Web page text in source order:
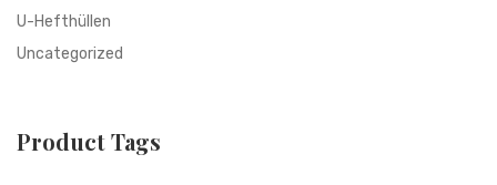
U-Hefthüllen
Uncategorized
Product Tags